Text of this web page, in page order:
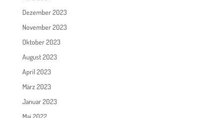
Dezember 2023
November 2023
Oktober 2023
August 2023
April 2023
März 2023
Januar 2023
Mai 2022